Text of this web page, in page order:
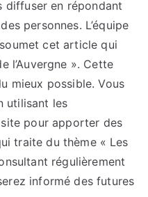
diffuser en répondant
personnes. L’équipe
cet article qui
l’Auvergne ». Cette
mieux possible. Vous
utilisant les
pour apporter des
traite du thème « Les
régulièrement
informé des futures